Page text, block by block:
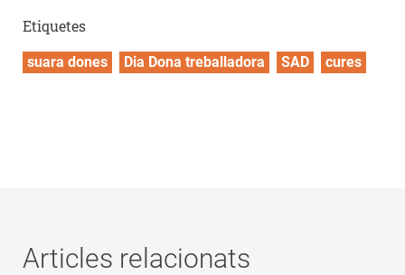
Etiquetes
suara dones Dia Dona treballadora SAD cures
Articles relacionats